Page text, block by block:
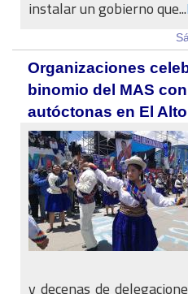
instalar un gobierno que...
Organizaciones
binomio del MAS
autóctonas en El Alto